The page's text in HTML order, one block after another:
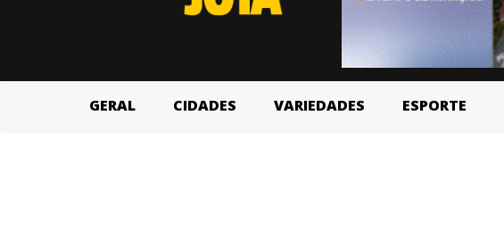
GERAL CIDADES VARIEDADES ESPORTE